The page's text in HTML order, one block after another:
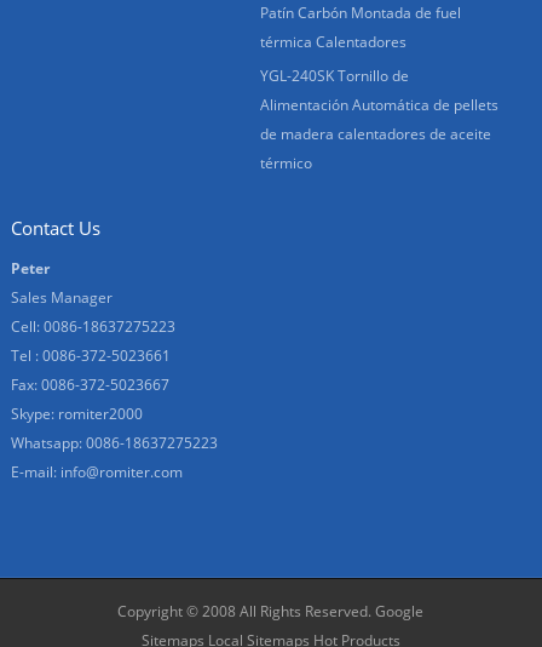
Patín Carbón Montada de fuel
térmica Calentadores
YGL-240SK Tornillo de
Alimentación Automática de pellets
de madera calentadores de aceite
térmico
Contact Us
Peter
Sales Manager
Cell: 0086-18637275223
Tel : 0086-372-5023661
Fax: 0086-372-5023667
Skype: romiter2000
Whatsapp:0086-18637275223
E-mail: info@romiter.com
Copyright © 2008 All Rights Reserved.Google
Sitemaps Local Sitemaps Hot Products